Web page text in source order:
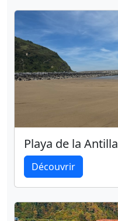
Playa de la Antilla
Découvrir